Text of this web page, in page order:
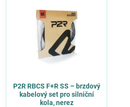
P2R RBCS F+R SS – brzdový
kabelový set pro silniční
kola, nerez